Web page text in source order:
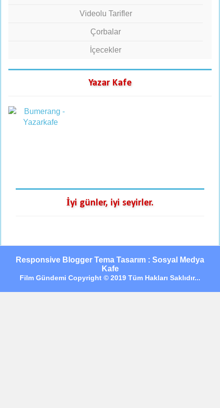
Videolu Tarifler
Çorbalar
İçecekler
Yazar Kafe
İyi günler, iyi seyirler.
Responsive Blogger Tema Tasarım : Sosyal Medya
Kafe
Film Gündemi Copyright © 2019 Tüm Hakları Saklıdır...